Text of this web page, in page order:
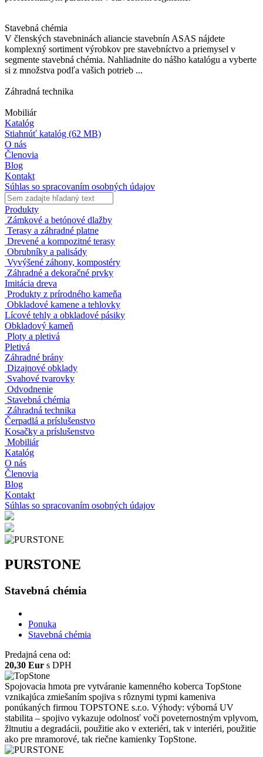
Stavebná chémia
V členských stavebninách aliancie stavebnín ASAS nájdete
komplexný sortiment výrobkov pre stavebníctvo a priemysel v
segmente stavebná chémia. Nahliadnite do nášho katalógu a vyberte
si z množstva podľa vašich potrieb ...
Záhradná technika
Mobiliár
Katalóg
Stiahnúť katalóg (62 MB)
O nás
Členovia
Blog
Kontakt
Súhlas so spracovaním osobných údajov
Produkty
Zámkové a betónové dlažby
Terasy a záhradné platne
Drevené a kompozitné terasy
Obrubníky a palisády
Vyvýšené záhony, kompostéry
Záhradné a dekoračné prvky
Imitácia dreva
Produkty z prírodného kameňa
Obkladové kamene a tehlovky
Lícové tehly a obkladové pásiky
Obkladový kameň
Ploty a pletivá
Pletivá
Záhradné brány
Dizajnové obklady
Svahové tvarovky
Odvodnenie
Stavebná chémia
Záhradná technika
Čerpadlá a príslušenstvo
Kosačky a príslušenstvo
Mobiliár
Katalóg
O nás
Členovia
Blog
Kontakt
Súhlas so spracovaním osobných údajov
PURSTONE
Stavebná chémia
Ponuka
Stavebná chémia
Predajná cena od:
20,30 Eur s DPH
Spojovacia hmota pre vytváranie kamenného koberca TopStone
vznikajúca zmiešaním spojiva s rôznymi typmi kameniva
ponúkaných firmou TOPSTONE s.r.o. Výhody: výborná UV
stabilita – spojivo vykazuje odolnosť voči poveternostným vplyvom,
žltnutiu a degradácii, použitie ako v exteriéri, tak v interiéri, použitie
ako pre mramorové, tak riečne kamienky TopStone.